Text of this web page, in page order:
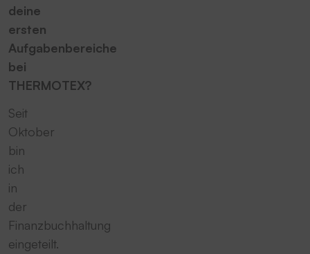
deine
ersten
Aufgabenbereiche
bei
THERMOTEX?
Seit
Oktober
bin
ich
in
der
Finanzbuchhaltung
eingeteilt.